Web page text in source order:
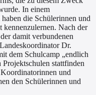
In einem
die Schülerinnen und
kennenzulernen. Nach der
damit verbundenen
Dr.
dem Schulcamp „endlich
stattfinden
und
den Schülerinnen und